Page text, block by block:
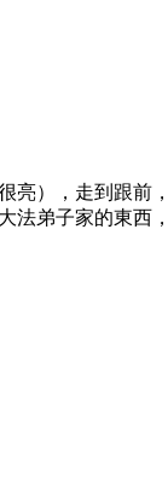
亮），走到跟前
法弟子家的東西